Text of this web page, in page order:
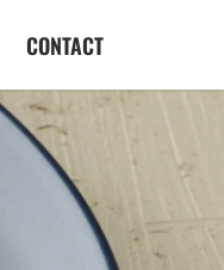
CONTACT